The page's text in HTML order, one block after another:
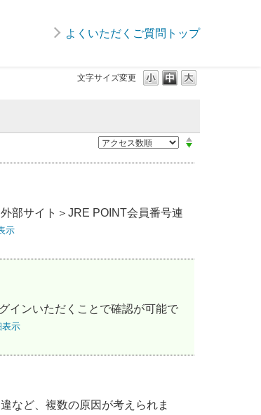
よくいただくご質問トップ
文字サイズ変更
部サイト＞JRE POINT会員番号連
示
インいただくことで確認が可能で
表示
など、複数の原因が考えられま